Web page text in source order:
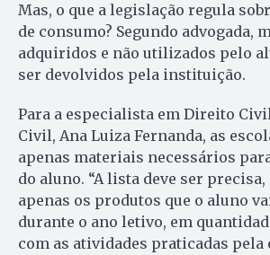
Mas, o que a legislação regula
de consumo? Segundo advogada,
adquiridos e não utilizados pelo
ser devolvidos pela instituição.
Para a especialista em Direito
Civil, Ana Luiza Fernanda, as
apenas materiais necessários
do aluno. “A lista deve ser
apenas os produtos que o aluno
durante o ano letivo, em
com as atividades praticadas pela